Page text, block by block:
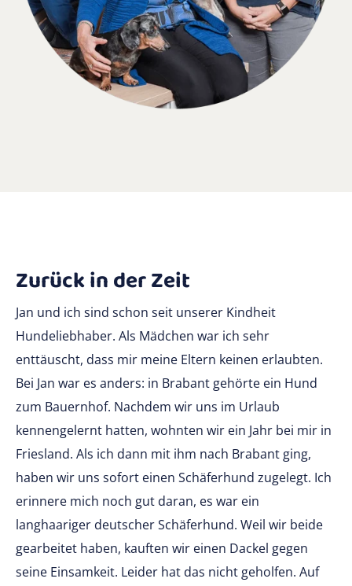
Zurück in der Zeit
Jan und ich sind schon seit unserer Kindheit
Hundeliebhaber. Als Mädchen war ich sehr
enttäuscht, dass mir meine Eltern keinen erlaubten.
Bei Jan war es anders: in Brabant gehörte ein Hund
zum Bauernhof. Nachdem wir uns im Urlaub
kennengelernt hatten, wohnten wir ein Jahr bei mir in
Friesland. Als ich dann mit ihm nach Brabant ging,
haben wir uns sofort einen Schäferhund zugelegt. Ich
erinnere mich noch gut daran, es war ein
langhaariger deutscher Schäferhund. Weil wir beide
gearbeitet haben, kauften wir einen Dackel gegen
seine Einsamkeit. Leider hat das nicht geholfen. Auf